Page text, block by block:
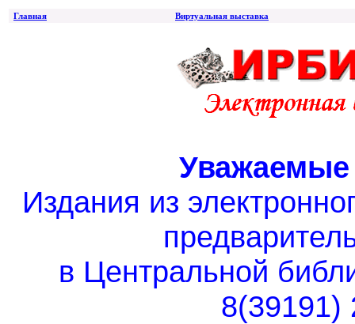
Главная Виртуальная выставка
Уважаемые
Издания из
в Центральной
8(39191)